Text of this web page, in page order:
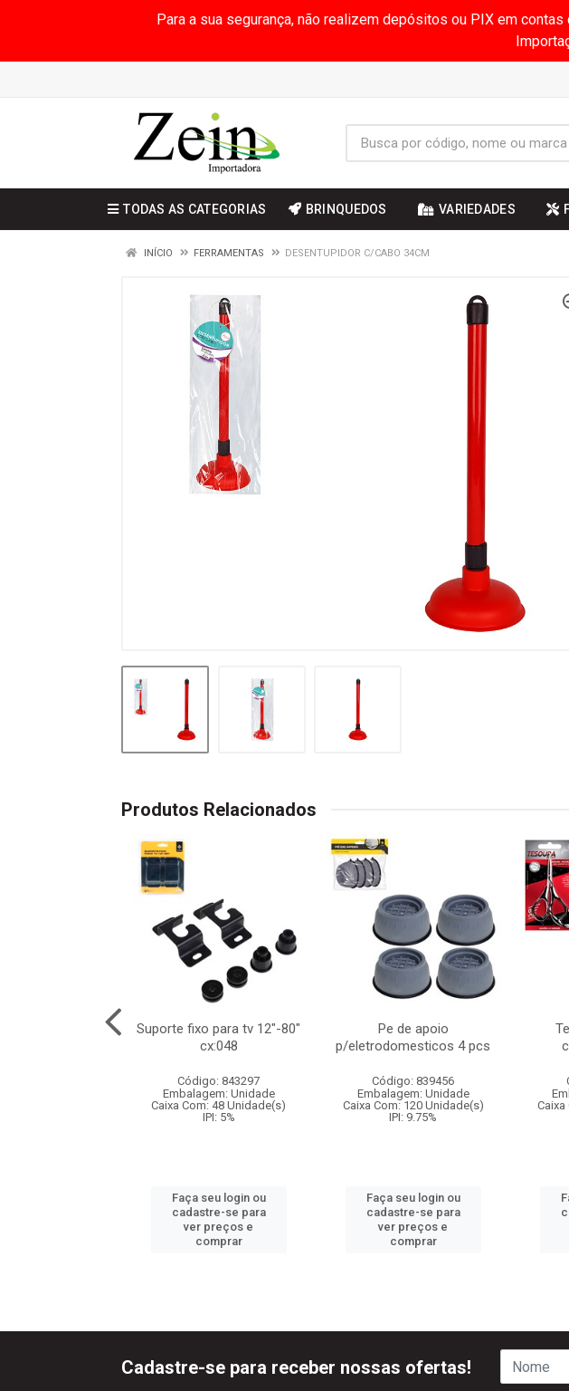
Para a sua segurança, não realizem depósitos ou PIX em
TODAS AS CATEGORIAS BRINQUEDOS VARIEDADES
INÍCIO FERRAMENTAS DESENTUPIDOR C/CABO 34CM
Produtos Relacionados
Suporte fixo para tv 12"-80"
cx:048
Código: 843297
Embalagem: Unidade
Caixa Com: 48 Unidade(s)
IPI: 5%
Faça seu login ou
cadastre-se para
ver preços e
comprar
Pe de apoio
p/eletrodomesticos 4 pcs
Código: 839456
Embalagem: Unidade
Caixa Com: 120 Unidade(s)
IPI: 9.75%
Faça seu login ou
cadastre-se para
ver preços e
comprar
Caixa
Cadastre-se para receber nossas ofertas!